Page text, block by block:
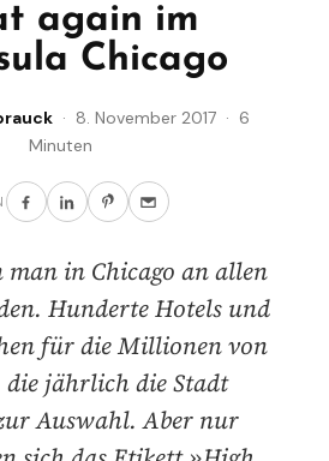
again im
Chicago
· 8. November 2017 · 6
Minuten
man in Chicago an allen
Hunderte Hotels und
für die Millionen von
die jährlich die Stadt
Auswahl. Aber nur